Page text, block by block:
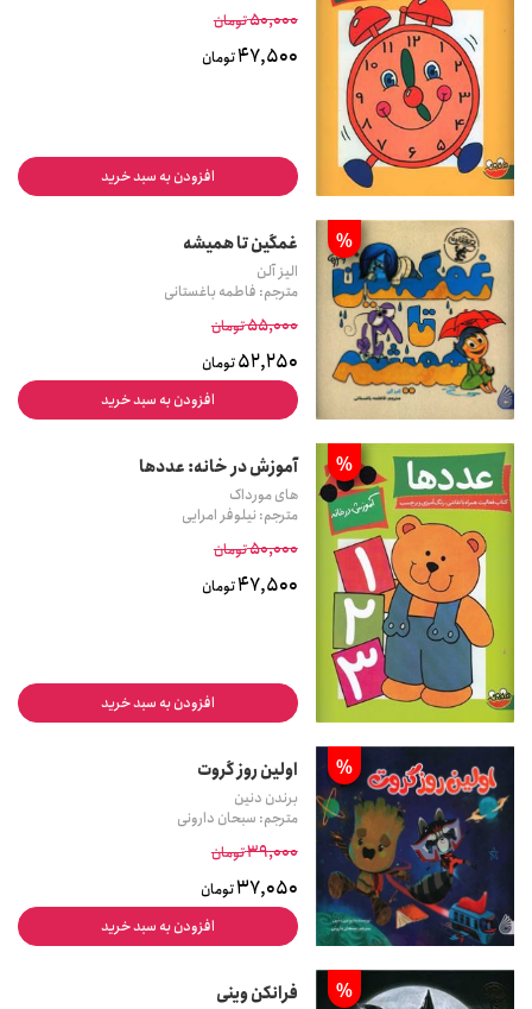
50,000تومان
47,500تومان
افزودن به سبد خرید
% غمگین تا همیشه
الیز آلن
مترجم: فاطمه باغستانی
55,000تومان
52,250تومان
افزودن به سبد خرید
% آموزش در خانه: عددها
های مورداک
مترجم: نیلوفر امرایی
50,000تومان
47,500تومان
افزودن به سبد خرید
% اولین روز گروت
برندن دنین
مترجم: سبحان دارونی
39,000تومان
37,050تومان
افزودن به سبد خرید
% فرانکن وینی